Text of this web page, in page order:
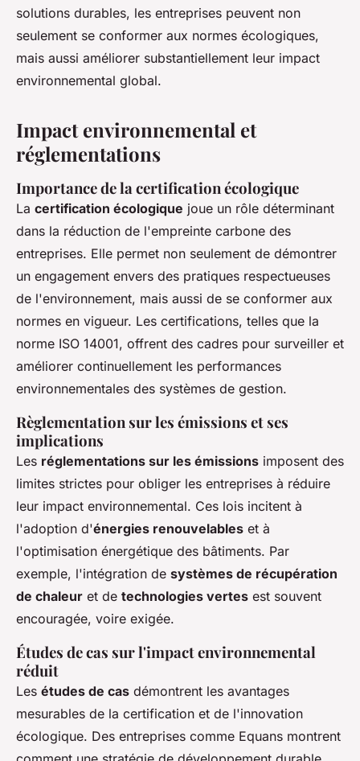
solutions durables, les entreprises peuvent non
seulement se conformer aux normes écologiques,
mais aussi améliorer substantiellement leur impact
environnemental global.
Impact environnemental et
réglementations
Importance de la certification écologique
La certification écologique joue un rôle déterminant
dans la réduction de l'empreinte carbone des
entreprises. Elle permet non seulement de démontrer
un engagement envers des pratiques respectueuses
de l'environnement, mais aussi de se conformer aux
normes en vigueur. Les certifications, telles que la
norme ISO 14001, offrent des cadres pour surveiller et
améliorer continuellement les performances
environnementales des systèmes de gestion.
Règlementation sur les émissions et ses
implications
Les réglementations sur les émissions imposent des
limites strictes pour obliger les entreprises à réduire
leur impact environnemental. Ces lois incitent à
l'adoption d'énergies renouvelables et à
l'optimisation énergétique des bâtiments. Par
exemple, l'intégration de systèmes de récupération
de chaleur et de technologies vertes est souvent
encouragée, voire exigée.
Études de cas sur l'impact environnemental
réduit
Les études de cas démontrent les avantages
mesurables de la certification et de l'innovation
écologique. Des entreprises comme Equans montrent